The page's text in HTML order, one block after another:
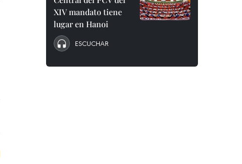
XIV mandato tiene
lugar en Hanoi
ESCUCHAR